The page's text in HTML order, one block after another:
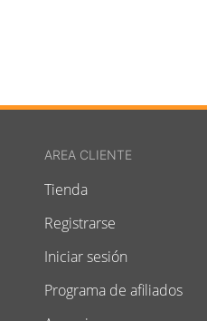
AREA CLIENTE
Tienda
Registrarse
Iniciar sesión
Programa de afiliados